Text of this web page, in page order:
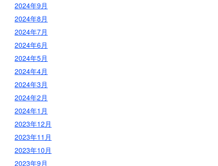
2024年9月
2024年8月
2024年7月
2024年6月
2024年5月
2024年4月
2024年3月
2024年2月
2024年1月
2023年12月
2023年11月
2023年10月
2023年9月